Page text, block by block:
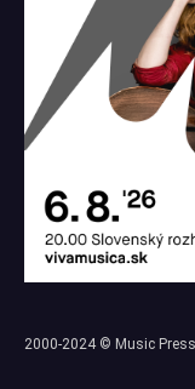
2000-2024 © Music